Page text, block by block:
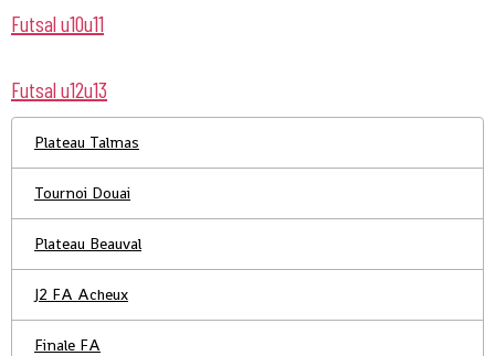
Futsal u10u11
Futsal u12u13
Plateau Talmas
Tournoi Douai
Plateau Beauval
J2 FA Acheux
Finale FA